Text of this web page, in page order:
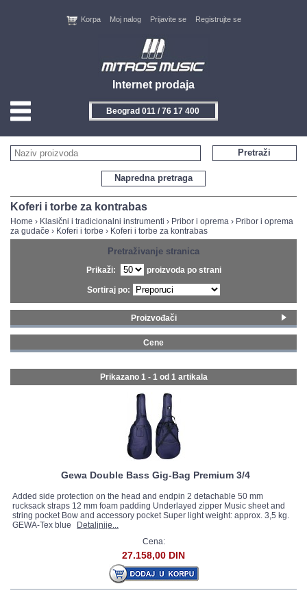
Internet prodaja
Korpa Moj nalog Prijavite se Registrujte se
Beograd 011 / 76 17 400
HOME
KONTAKT
PROIZVOĐAČI
AKCIJE
NOVITETI
FEEDBACK
GALERIJA
Napredna pretraga
Pretraži
Koferi i torbe za kontrabas
Home › Klasični i tradicionalni instrumenti › Pribor i oprema › Pribor i oprema
za gudače › Koferi i torbe › Koferi i torbe za kontrabas
Pretraživanje stranica
Prikaži: proizvoda po strani
Sortiraj po:
Proizvođači
Gewa (1)
Cene
Prikazano 1 - 1 od 1 artikala
Gewa Double Bass Gig-Bag Premium 3/4
Added side protection on the head and endpin 2 detachable 50 mm
rucksack straps 12 mm foam padding Underlayed zipper Music sheet and
string pocket Bow and accessory pocket Super light weight: approx. 3,5 kg.
GEWA-Tex blue
Detaljnije...
Cena:
27.158,00 DIN